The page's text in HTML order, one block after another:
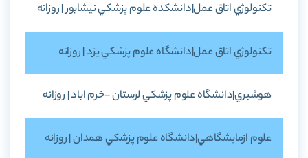
تکنولوژي اتاق عمل|دانشکده علوم پزشکي نيشابور | روزانه
تکنولوژي اتاق عمل|دانشگاه علوم پزشکي يزد | روزانه
هوشبري|دانشگاه علوم پزشکي لرستان -خرم اباد | روزانه
علوم ازمايشگاهي|دانشگاه علوم پزشکي همدان | روزانه